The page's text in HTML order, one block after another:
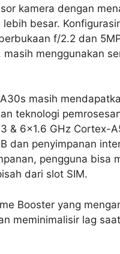
kamera dengan
besar.
f/2.2 dan
menggunakan
masih
teknologi
& 6×1.6 GHz Cortex-
dan penyimpanan
pengguna bisa
dari slot SIM.
Booster yang
meminimalisir lag